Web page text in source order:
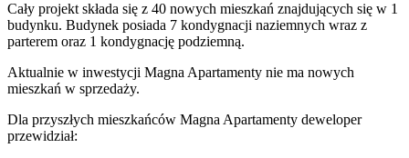
Cały projekt składa się z 40 nowych mieszkań znajdujących się w 1
budynku. Budynek posiada 7 kondygnacji naziemnych wraz z
parterem oraz 1 kondygnację podziemną.
Aktualnie w inwestycji Magna Apartamenty nie ma nowych
mieszkań w sprzedaży.
Dla przyszłych mieszkańców Magna Apartamenty deweloper
przewidział: